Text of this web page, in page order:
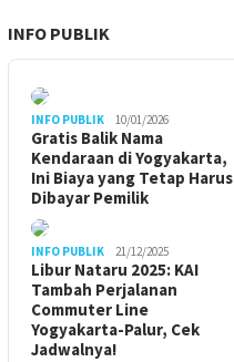
INFO PUBLIK
INFO PUBLIK 10/01/2026
Gratis Balik Nama
Kendaraan di Yogyakarta,
Ini Biaya yang Tetap Harus
Dibayar Pemilik
INFO PUBLIK 21/12/2025
Libur Nataru 2025: KAI
Tambah Perjalanan
Commuter Line
Yogyakarta-Palur, Cek
Jadwalnya!